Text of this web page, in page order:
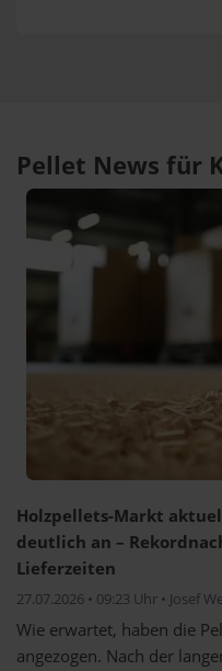
Pellet News für
Holzpellets-Markt
deutlich an –
Lieferzeiten
27.07.2026 • 09:23 Uhr • Josef
Wie erwartet, haben die
angezogen. Nach der